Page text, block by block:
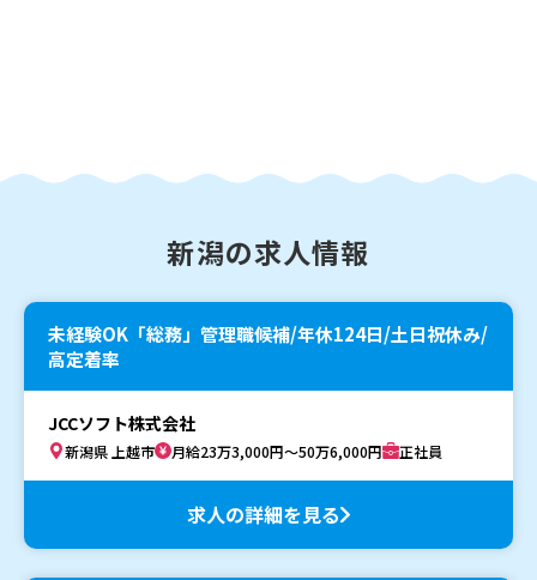
新潟の求人情報
未経験OK「総務」管理職候補/年休124日/土日祝休み/
高定着率
JCCソフト株式会社
新潟県 上越市 月給23万3,000円～50万6,000円 正社員
求人の詳細を見る